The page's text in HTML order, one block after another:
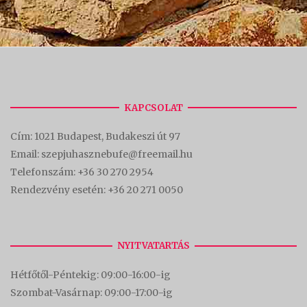
KAPCSOLAT
Cím: 1021 Budapest, Budakeszi út 97
Email: szepjuhasznebufe@freemail.hu
Telefonszám: +36 30 270 2954
Rendezvény esetén: +36 20 271 0050
NYITVATARTÁS
Hétfőtől-Péntekig: 09:00-16:00-ig
Szombat-Vasárnap: 09:00-17:00-ig